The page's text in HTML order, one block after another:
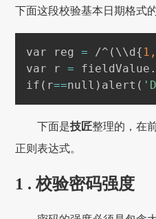
下面这段校验基本日期格式的
var reg = /^ ( \\d{
var r =
if ( r==null ) alert (
下面是技匠整理的，在
正则表达式。
1 . 校验密码强度